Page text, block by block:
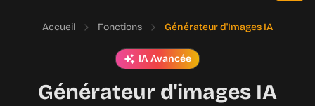
Accueil Fonctions Générateur d'Images IA
Générateur d'images IA
IA Avancée